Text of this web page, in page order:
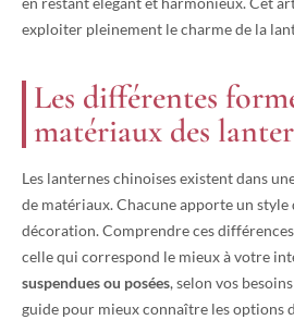
exploiter pleinement le charme de la
Les différentes
matériaux des
Les lanternes chinoises existent dans
de matériaux. Chacune apporte un
décoration. Comprendre ces
celle qui correspond le mieux à votre
suspendues ou posées, selon vos
guide pour mieux connaître les options